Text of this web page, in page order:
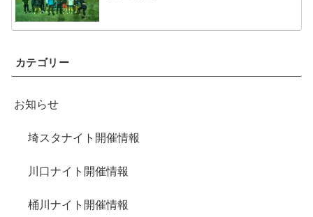
カテゴリー
お知らせ
埼スタナイト開催情報
川口ナイト開催情報
桶川ナイト開催情報